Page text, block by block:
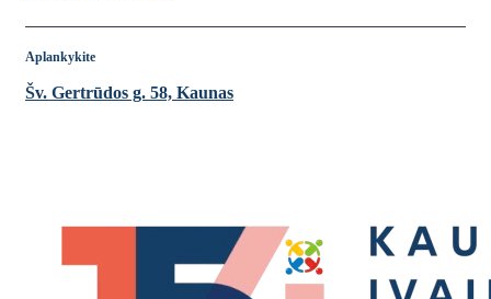
Aplankykite
Šv. Gertrūdos g. 58, Kaunas